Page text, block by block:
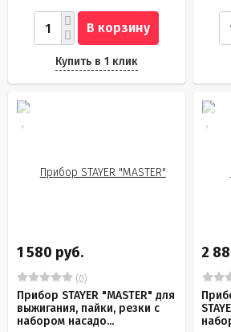
В корзину
Купить в 1 клик
1 580 руб.
(0)
Прибор STAYER "MASTER" для
выжигания, пайки, резки с
набором насадо...
2